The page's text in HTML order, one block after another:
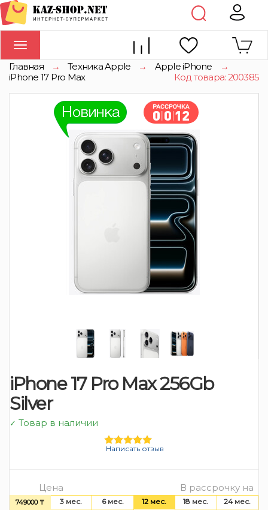
Toggle
navigation
Главная → Техника Apple → Apple iPhone
→
iPhone 17 Pro Max
Код товара: 200385
iPhone 17 Pro Max 256Gb
Silver
✓ Товар в наличии
Написать отзыв
Цена В рассрочку на
749000 ₸ 3 мес. 6 мес. 12 мес. 18 мес.
24 мес.